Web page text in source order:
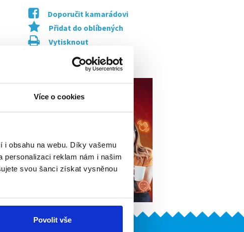
Více o cookies
i obsahu na webu. Díky vašemu
personalizaci reklam nám i našim
svou šanci získat vysněnou
Povolit vše
Doporučit kamarádovi
Přidat do oblíbených
Vytisknout
Upozornit na inzerát